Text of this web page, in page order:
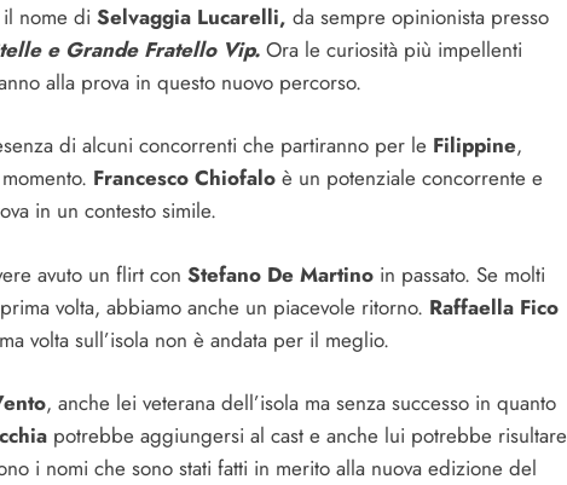
nome di Selvaggia Lucarelli, da sempre opinionista presso
e Grande Fratello Vip. Ora le curiosità più impellenti
alla prova in questo nuovo percorso.
di alcuni concorrenti che partiranno per le Filippine,
Francesco Chiofalo è un potenziale concorrente e
in un contesto simile.
avuto un flirt con Stefano De Martino in passato. Se molti
volta, abbiamo anche un piacevole ritorno. Raffaella Fico
volta sull’isola non è andata per il meglio.
, anche lei veterana dell’isola ma senza successo in quanto
potrebbe aggiungersi al cast e anche lui potrebbe risultare
i nomi che sono stati fatti in merito alla nuova edizione del